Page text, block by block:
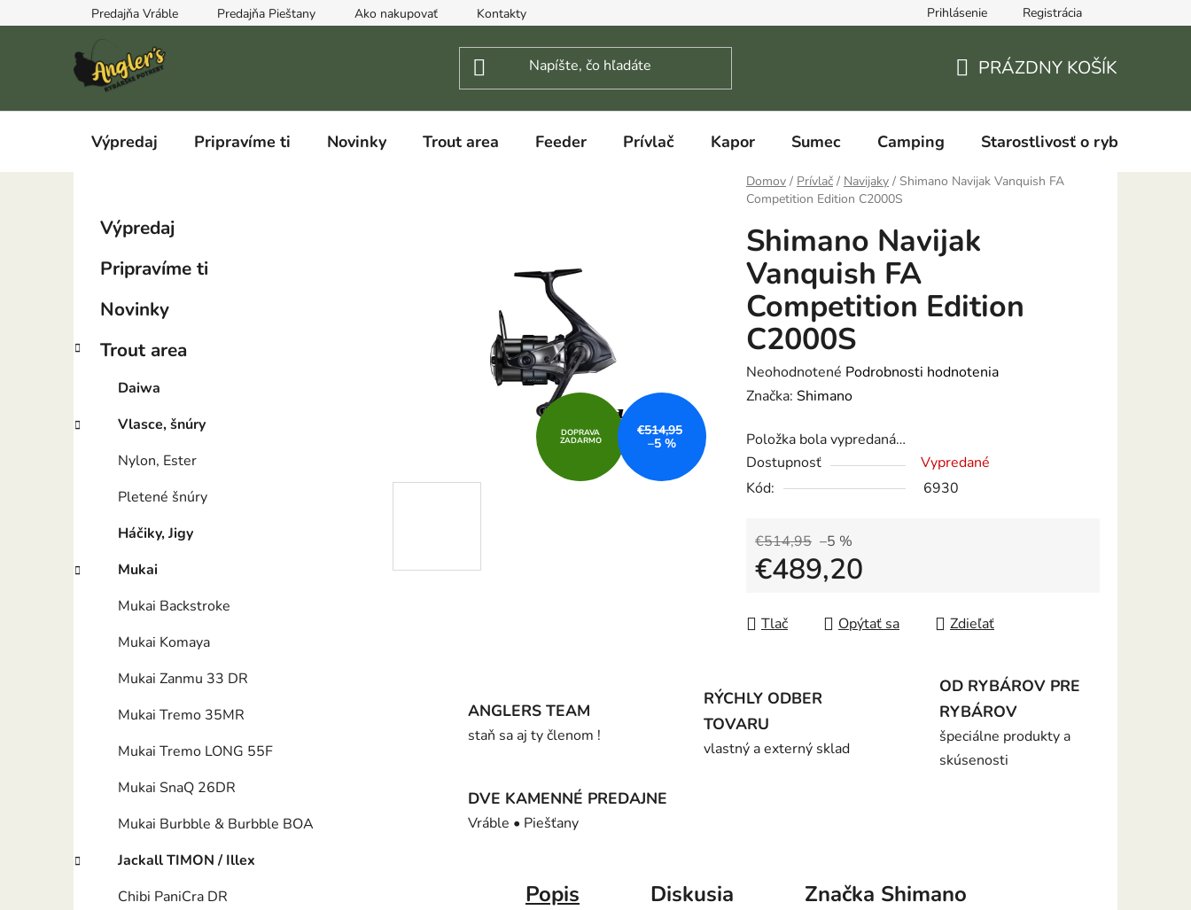
na
Predajňa Vráble Predajňa Pieštany Ako nakupovať Kontakty Prihlásenie Registrácia
KOŠÍK
PRÁZDNY KOŠÍK
Výpredaj Pripravíme ti Novinky Trout area Feeder Prívlač Kapor Sumec Camping Starostlivosť o ryby
Domov / Prívlač / Navijaky / Shimano Navijak Vanquish FA
Competition Edition C2000S
a
l
Preskočiť
kategórie
i
Výpredaj
Pripravíme ti
Novinky
Trout area
Daiwa
Vlasce, šnúry
Nylon, Ester
Pletené šnúry
Háčiky, Jigy
Mukai
Mukai Backstroke
Mukai Komaya
Mukai Zanmu 33 DR
Mukai Tremo 35MR
Mukai Tremo LONG 55F
Mukai SnaQ 26DR
Mukai Burbble & Burbble BOA
Jackall TIMON / Illex
Chibi PaniCra DR
Shimano Navijak
Vanquish FA
Competition Edition
C2000S
Priemerné
hodnotenie
je
0,0
z
hviezdičiek.
Neohodnotené Podrobnosti hodnotenia
Značka: Shimano
Položka bola vypredaná…
Dostupnosť
Vypredané
Kód:
6930
€514,95 –5 %
€489,20
Tlač
Opýtať sa Zdieľať
DOPRAVA
ZADARMO
€514,95
–5 %
ANGLERS TEAM
staň sa aj ty členom !
RÝCHLY ODBER
TOVARU
vlastný a externý sklad
OD RYBÁROV PRE
RYBÁROV
špeciálne produkty a
skúsenosti
DVE KAMENNÉ PREDAJNE
Vráble • Piešťany
Popis Diskusia Značka Shimano